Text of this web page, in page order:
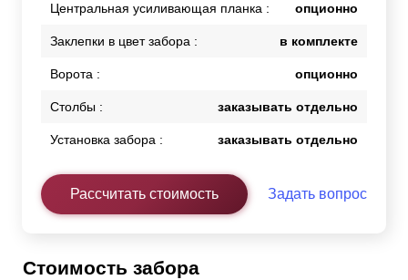
Центральная усиливающая планка : опционно
Заклепки в цвет забора : в комплекте
Ворота : опционно
Столбы : заказывать отдельно
Установка забора : заказывать отдельно
Рассчитать стоимость Задать вопрос
Стоимость забора